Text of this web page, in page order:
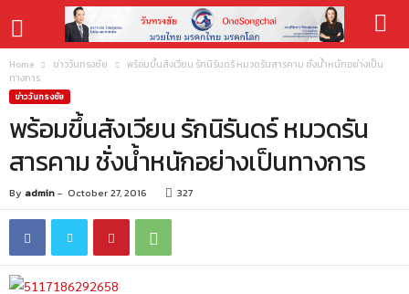
Home ข่าววันทรงชัย
พร้อมขึ้นสังเวียน รักนิรันดร์ หมวดรันสารคาม ชั่งน้ำหนักอย่างเป็น
ทางการ
ข่าววันทรงชัย
พร้อมขึ้นสังเวียน รักนิรันดร์ หมวดรัน
สารคาม ชั่งน้ำหนักอย่างเป็นทางการ
By admin- October 27, 2016 327